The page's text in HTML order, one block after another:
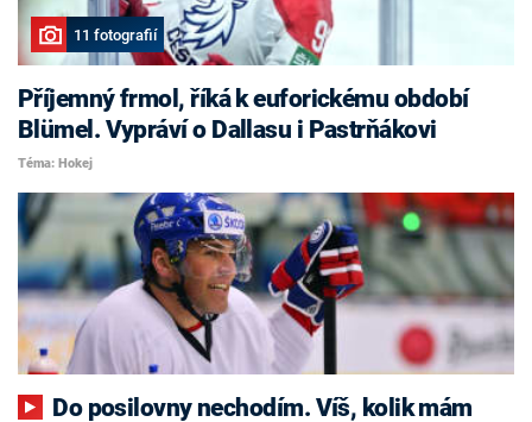
11 fotografií
Příjemný frmol, říká k euforickému období
Blümel. Vypráví o Dallasu i Pastrňákovi
Téma: Hokej